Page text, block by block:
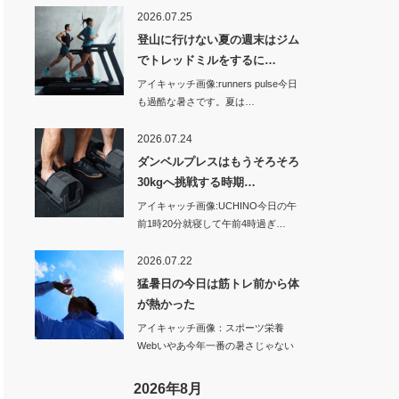
2026.07.25
登山に行けない夏の週末はジム
でトレッドミルをするに…
アイキャッチ画像:runners pulse今日
も過酷な暑さです。夏は…
2026.07.24
ダンベルプレスはもうそろそろ
30kgへ挑戦する時期…
アイキャッチ画像:UCHINO今日の午
前1時20分就寝して午前4時過ぎ…
2026.07.22
猛暑日の今日は筋トレ前から体
が熱かった
アイキャッチ画像：スポーツ栄養
Webいやあ今年一番の暑さじゃない
2026年8月